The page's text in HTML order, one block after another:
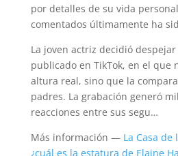
por detalles de su vida
comentados últimamente ha
La joven actriz decidió
publicado en TikTok, en el que
altura real, sino que la
padres. La grabación generó
reacciones entre sus segu…
Más información — La Casa de
¿cuál es la estatura de Elaine